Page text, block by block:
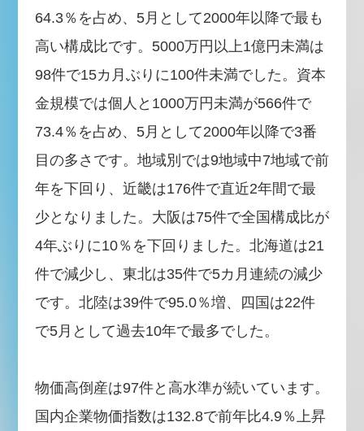
64.3％を占め、5月として2000年以降で最も
高い構成比です。5000万円以上1億円未満は
98件で15カ月ぶりに100件未満でした。資本
金規模では個人と1000万円未満が566件で
73.4％を占め、5月として2000年以降で3番
目の多さです。地域別では9地域中7地域で前
年を下回り、近畿は176件で直近2年間で最
少となりました。大阪は75件で全国構成比が
4年ぶりに10％を下回りました。北海道は21
件で減少し、東北は35件で5カ月連続の減少
です。北陸は39件で95.0％増、四国は22件
で5月として過去10年で最多でした。
物価高倒産は97件と高水準が続いています。
国内企業物価指数は132.8で前年比4.9％上昇